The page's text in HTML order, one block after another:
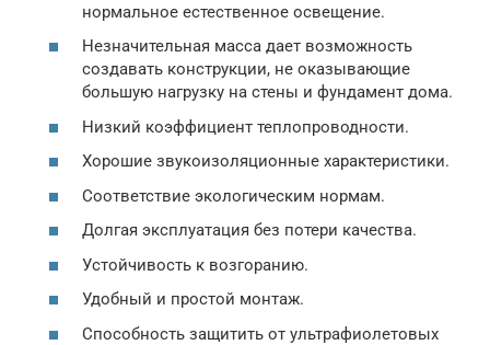
нормальное естественное освещение.
Незначительная масса дает возможность
создавать конструкции, не оказывающие
большую нагрузку на стены и фундамент дома.
Низкий коэффициент теплопроводности.
Хорошие звукоизоляционные характеристики.
Соответствие экологическим нормам.
Долгая эксплуатация без потери качества.
Устойчивость к возгоранию.
Удобный и простой монтаж.
Способность защитить от ультрафиолетовых